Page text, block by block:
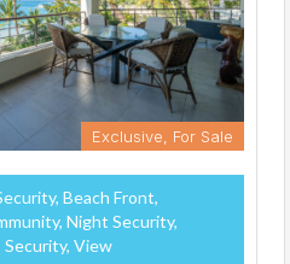
Exclusive, For Sale
Beach Front,
Night Security,
Security, View